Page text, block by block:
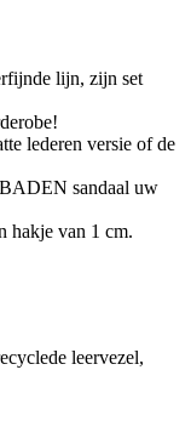
lijn, zijn set
lederen versie of de
sandaal uw
hakje van 1 cm.
leervezel,